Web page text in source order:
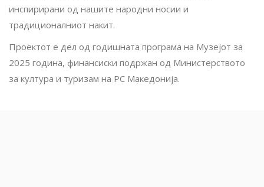
инспирирани од нашите народни носии и
традиционалниот накит.
Проектот е дел од годишната програма на Музејот за
2025 година, финансиски подржан од Министерството
за култура и туризам на РС Македонија.